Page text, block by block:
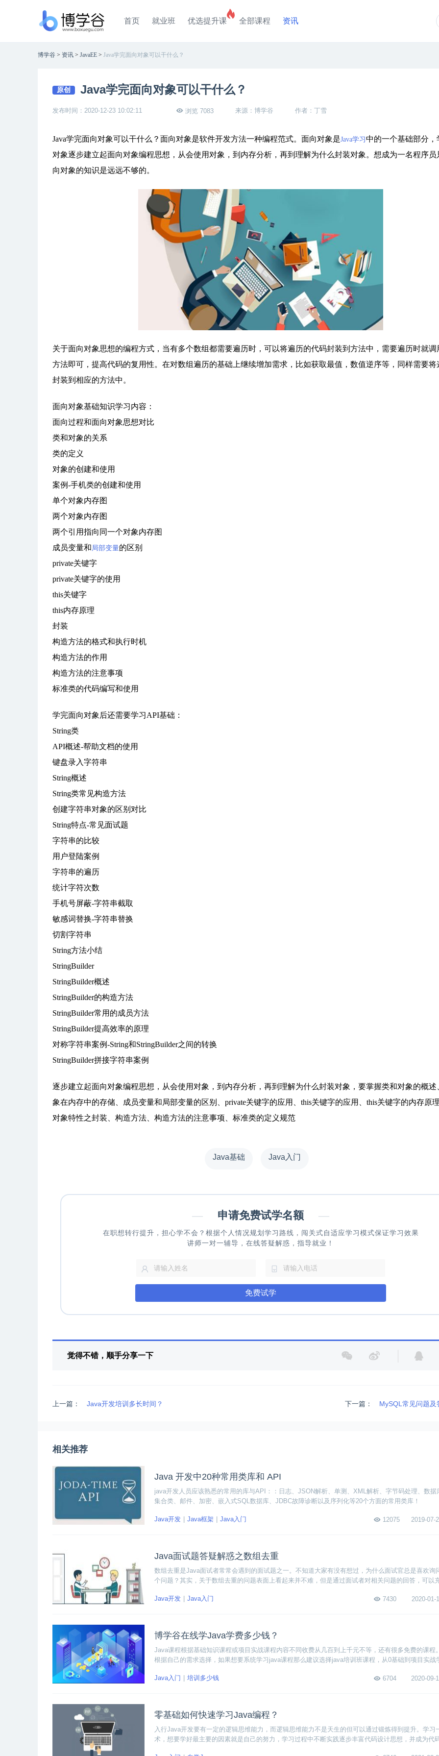
首页 就业班 优选提升课 全部课程 资讯
博学谷 > 资讯 > JavaEE > Java学完面向对象可以干什么？
原创 Java学完面向对象可以干什么？
发布时间：2020-12-23 10:02:11 浏览 7083 来源：博学谷 作者：丁雪
Java学完面向对象可以干什么？面向对象是软件开发方法一种编程范式。面向对象是Java学习 中的一个基础部分，
对象逐步建立起面向对象编程思想，从会使用对象，到内存分析，再到理解为什么封装对象。想成为一名程序员
向对象的知识是远远不够的。
关于面向对象思想的编程方式，当有多个数组都需要遍历时，可以将遍历的代码封装到方法中，需要遍历时就调
方法即可，提高代码的复用性。在对数组遍历的基础上继续增加需求，比如获取最值，数值逆序等，同样需要将
封装到相应的方法中。
面向对象基础知识学习内容：
面向过程和面向对象思想对比
类和对象的关系
类的定义
对象的创建和使用
案例-手机类的创建和使用
单个对象内存图
两个对象内存图
两个引用指向同一个对象内存图
成员变量和局部变量的区别
private关键字
private关键字的使用
this关键字
this内存原理
封装
构造方法的格式和执行时机
构造方法的作用
构造方法的注意事项
标准类的代码编写和使用
学完面向对象后还需要学习API基础：
String类
API概述-帮助文档的使用
键盘录入字符串
String概述
String类常见构造方法
创建字符串对象的区别对比
String特点-常见面试题
字符串的比较
用户登陆案例
字符串的遍历
统计字符次数
手机号屏蔽-字符串截取
敏感词替换-字符串替换
切割字符串
String方法小结
StringBuilder
StringBuilder概述
StringBuilder的构造方法
StringBuilder常用的成员方法
StringBuilder提高效率的原理
对称字符串案例-String和StringBuilder之间的转换
StringBuilder拼接字符串案例
逐步建立起面向对象编程思想，从会使用对象，到内存分析，再到理解为什么封装对象，要掌握类和对象的概述
象在内存中的存储、成员变量和局部变量的区别、private关键字的应用、this关键字的应用、this关键字的内存原
对象特性之封装、构造方法、构造方法的注意事项、标准类的定义规范
Java基础 Java入门
— 申请免费试学名额 —
在职想转行提升，担心学不会？根据个人情况规划学习路线，闯关式自适应学习模式保证学习效果
讲师一对一辅导，在线答疑解惑，指导就业！
免费试学
觉得不错，顺手分享一下
上一篇： Java开发培训多长时间？ 下一篇： MySQL常见问题及
相关推荐
Java 开发中20种常用类库和 API
java开发人员应该熟悉的常用的库与API：：日志、JSON解析、单测、XML解析、字节码处理、数据
集合类、邮件、加密、嵌入式SQL数据库、JDBC故障诊断以及序列化等20个方面的常用类库！
12075 2019-07-
Java开发 Java框架 Java入门
Java面试题答疑解惑之数组去重
数组去重是Java面试者常常会遇到的面试题之一。不知道大家有没有想过，为什么面试官总是喜欢询
个问题？其实，关于数组去重的问题表面上看起来并不难，但是通过面试者对相关问题的回答，可以
数组去重的问题，就只是一个简单的问题。
7430 2020-01-
Java开发 Java入门
博学谷在线学Java学费多少钱？
Java课程根据基础知识课程或项目实战课程内容不同收费从几百到上千元不等，还有很多免费的课程
根据自己的需求选择，如果想要系统学习java课程那么建议选择java培训班课程，从0基础到项目实战
6704
2020-09-
Java入门 培训多少钱
零基础如何快速学习Java编程？
入行Java开发要有一定的逻辑思维能力，而逻辑思维能力不是天生的但可以通过锻炼得到提升。学习
术，想要学好最主要的因素就是自己的努力，学习过程中不断实践逐步丰富代码设计思想，并成为代